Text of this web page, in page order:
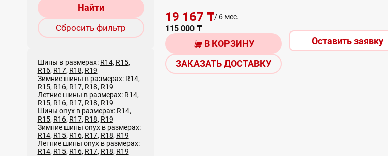
Найти
Сбросить фильтр
Шины в размерах: R14, R15,
R16, R17, R18, R19
Зимние шины в размерах: R14,
R15, R16, R17, R18, R19
Летние шины в размерах: R14,
R15, R16, R17, R18, R19
Шины onyx в размерах: R14,
R15, R16, R17, R18, R19
Зимние шины onyx в размерах:
R14, R15, R16, R17, R18, R19
Летние шины onyx в размерах:
R14, R15, R16, R17, R18, R19
19 167 ₸/ 6 мес.
115 000 ₸
В КОРЗИНУ
ЗАКАЗАТЬ ДОСТАВКУ
Оставить заявку